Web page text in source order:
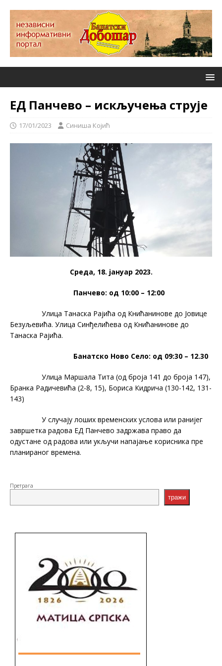
ЕД Панчево – искључења струјe
17/01/2023 Синиша Којић
Среда, 18. јануар 2023.
Панчево: од 10:00 – 12:00
Улица Танаска Рајића од Книћанинове до Јовице
Безуљевића. Улица Синђелићева од Книћанинове до
Танаска Рајића.
Банатско Ново Село: од 09:30 – 12.30
Улица Маршала Тита (од броја 141 до броја 147),
Бранка Радичевића (2-8, 15), Бориса Кидрича (130-142, 131-
143)
У случају лоших временских услова или ранијег
завршетка радова ЕД Панчево задржава право да
одустане од радова или укључи напајање корисника пре
планираног времена.
Претрага
тражи